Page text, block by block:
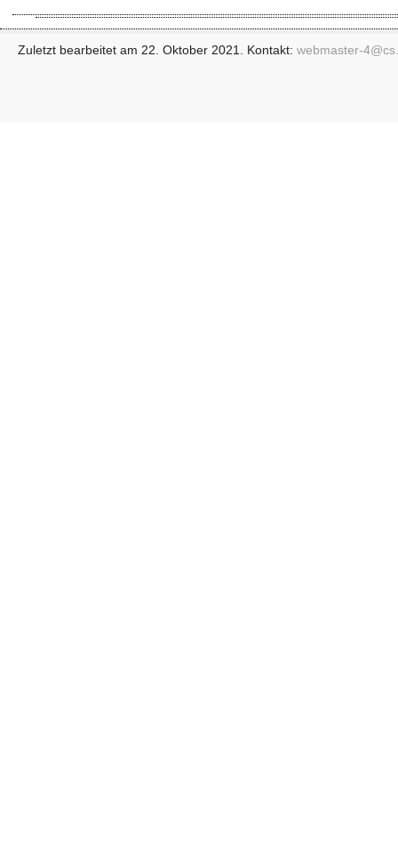
Zuletzt bearbeitet am 22. Oktober 2021. Kontakt: webmaster-4@